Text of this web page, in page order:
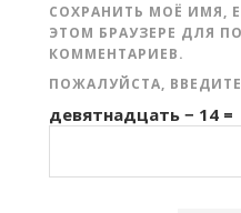
СОХРАНИТЬ МОЁ ИМЯ,
ЭТОМ БРАУЗЕРЕ ДЛЯ
КОММЕНТАРИЕВ.
ПОЖАЛУЙСТА,
девятнадцать − 14 =